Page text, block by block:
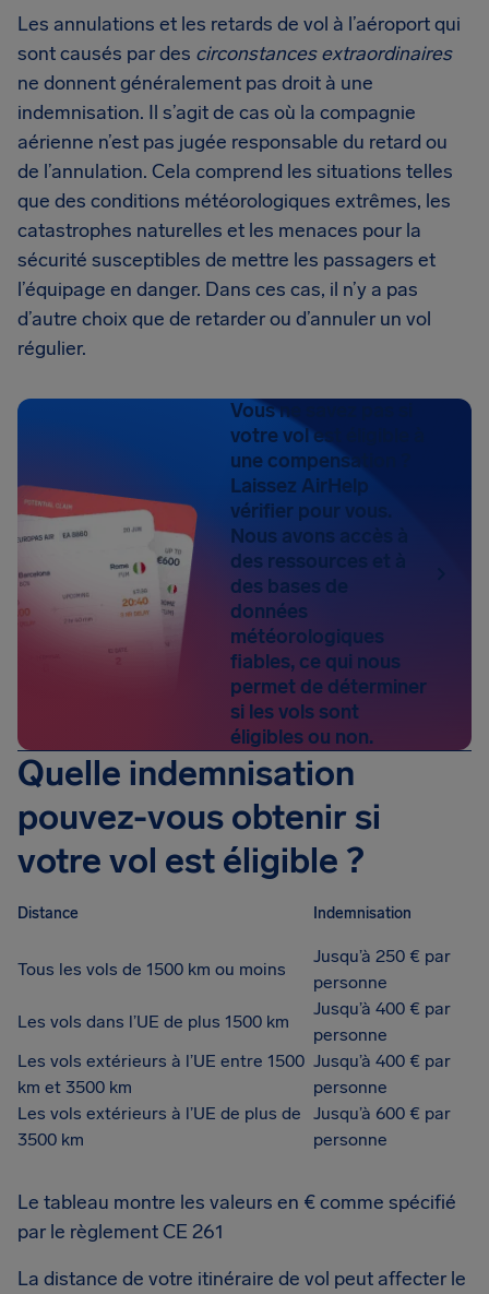
Les annulations et les retards de vol à l’aéroport qui
sont causés par des circonstances extraordinaires
ne donnent généralement pas droit à une
indemnisation. Il s’agit de cas où la compagnie
aérienne n’est pas jugée responsable du retard ou
de l’annulation. Cela comprend les situations telles
que des conditions météorologiques extrêmes, les
catastrophes naturelles et les menaces pour la
sécurité susceptibles de mettre les passagers et
l’équipage en danger. Dans ces cas, il n’y a pas
d’autre choix que de retarder ou d’annuler un vol
régulier.
Vous ne savez pas si
votre vol est éligible à
une compensation ?
Laissez AirHelp
vérifier pour vous.
Nous avons accès à
des ressources et à
des bases de
données
météorologiques
fiables, ce qui nous
permet de déterminer
si les vols sont
éligibles ou non.
Quelle indemnisation
pouvez-vous obtenir si
votre vol est éligible ?
Distance Indemnisation
Tous les vols de 1500 km ou moins
Jusqu’à 250 € par
personne
Les vols dans l’UE de plus 1500 km
Jusqu’à 400 € par
personne
Les vols extérieurs à l’UE entre 1500
km et 3500 km
Jusqu’à 400 € par
personne
Les vols extérieurs à l’UE de plus de
3500 km
Jusqu’à 600 € par
personne
Le tableau montre les valeurs en € comme spécifié
par le règlement CE 261
La distance de votre itinéraire de vol peut affecter le